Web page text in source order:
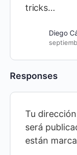
tricks…
Diego
Responses
Tu
será
están